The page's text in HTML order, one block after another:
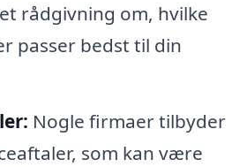
rådgivning om, hvilke
passer bedst til din
Nogle firmaer tilbyder
som kan være